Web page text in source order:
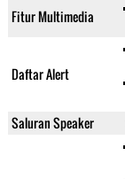
Fitur Multimedia
Daftar Alert
Saluran Speaker